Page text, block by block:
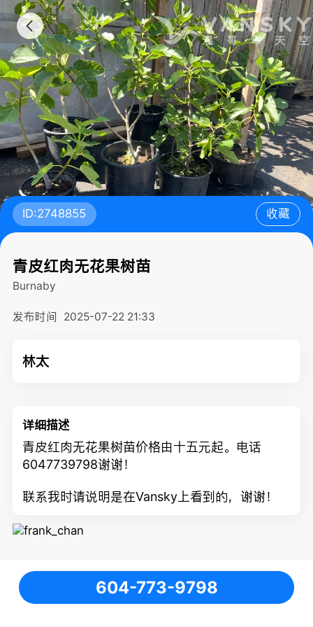
ID:2748855 收藏
青皮红肉无花果树苗
Burnaby
发布时间 2025-07-22 21:33
林太
详细描述
青皮红肉无花果树苗价格由十五元起。电话
6047739798谢谢！
联系我时请说明是在Vansky上看到的，谢谢！
604-773-9798